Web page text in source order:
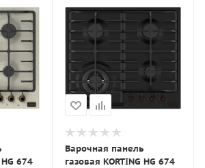
HG 674
Варочная панель
газовая KORTING HG 674